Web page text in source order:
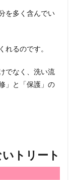
を多く含んでい
れるのです。
でなく、洗い流
」と「保護」の
トリート